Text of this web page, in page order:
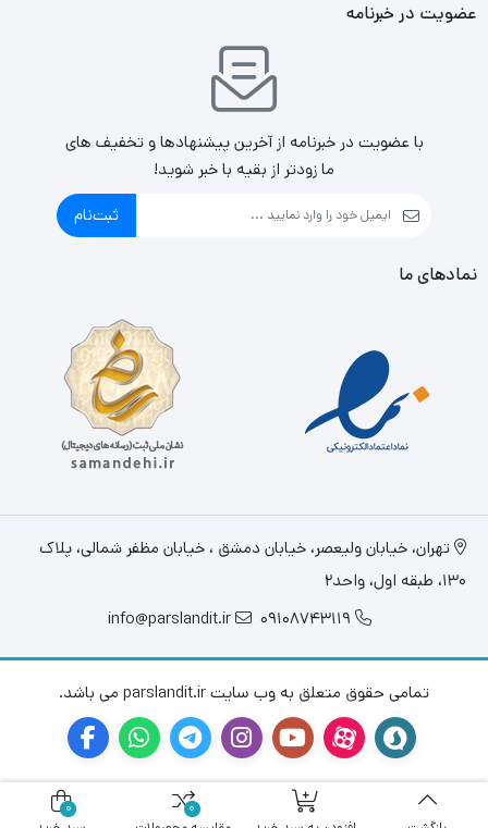
عضویت در خبرنامه
با عضویت در خبرنامه از آخرین پیشنهادها و تخفیف های
ما زودتر از بقیه با خبر شوید!
ثبت‌نام
نمادهای ما
تهران، خيابان وليعصر، خیابان دمشق ، خیابان مظفر شمالی، پلاک
130، طبقه اول، واحد2
09108743119
info@parslandit.ir
تمامی حقوق متعلق به وب سایت parslandit.ir می باشد.
0
0